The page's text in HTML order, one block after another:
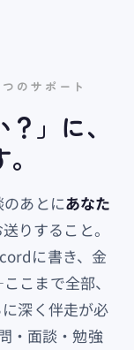
のサポート
」に、
あとにあなた
りすること。
に書き、金
こまで全部、
深く伴走が必
・面談・勉強